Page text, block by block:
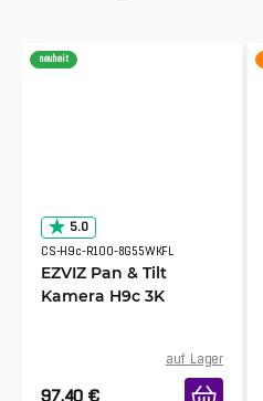
neuheit
5.0
CS-H9c-R100-8G55WKFL
EZVIZ Pan & Tilt
Kamera H9c 3K
auf Lager
97.40 €